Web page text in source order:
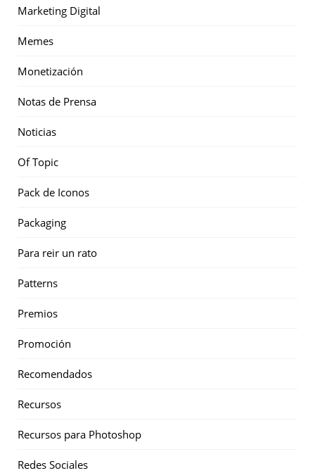
Marketing Digital
Memes
Monetización
Notas de Prensa
Noticias
Of Topic
Pack de Iconos
Packaging
Para reir un rato
Patterns
Premios
Promoción
Recomendados
Recursos
Recursos para Photoshop
Redes Sociales